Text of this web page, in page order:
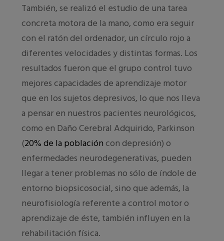
También, se realizó el estudio de una tarea
concreta motora de la mano, como era seguir
con el ratón del ordenador, un círculo rojo a
diferentes velocidades y distintas formas. Los
resultados fueron que el grupo control tuvo
mejores capacidades de aprendizaje motor
que en los sujetos depresivos, lo que nos lleva
a pensar en nuestros pacientes neurológicos,
como en Daño Cerebral Adquirido, Parkinson
(20% de la población con depresión) o
enfermedades neurodegenerativas, pueden
llegar a tener problemas no sólo de índole de
entorno biopsicosocial, sino que además, la
neurofisiología referente a control motor o
aprendizaje de éste, también influyen en la
rehabilitación física.